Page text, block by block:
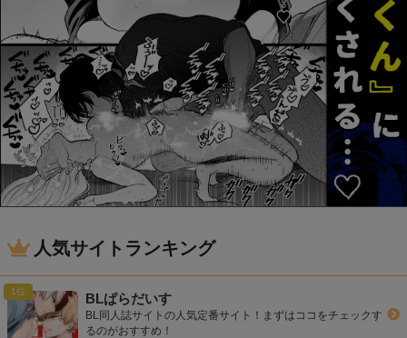
人気サイトランキング
BLぱらだいす
BL同人誌サイトの人気定番サイト！まずはココをチェックす
るのがおすすめ！